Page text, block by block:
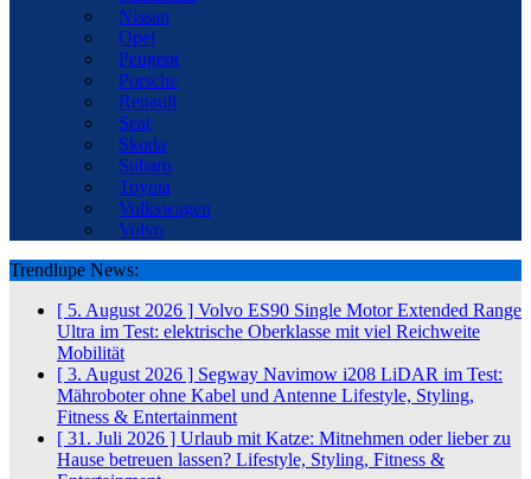
Nissan
Opel
Peugeot
Porsche
Renault
Seat
Skoda
Subaru
Toyota
Volkswagen
Volvo
Trendlupe News:
[ 5. August 2026 ] Volvo ES90 Single Motor Extended Range
Ultra im Test: elektrische Oberklasse mit viel Reichweite
Mobilität
[ 3. August 2026 ] Segway Navimow i208 LiDAR im Test:
Mähroboter ohne Kabel und Antenne Lifestyle, Styling,
Fitness & Entertainment
[ 31. Juli 2026 ] Urlaub mit Katze: Mitnehmen oder lieber zu
Hause betreuen lassen? Lifestyle, Styling, Fitness &